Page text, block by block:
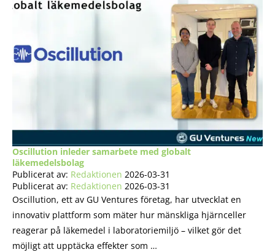
Oscillution inleder samarbete med globalt
läkemedelsbolag
Publicerat av: Redaktionen 2026-03-31
Publicerat av: Redaktionen 2026-03-31
Oscillution, ett av GU Ventures företag, har utvecklat en
innovativ plattform som mäter hur mänskliga hjärnceller
reagerar på läkemedel i laboratoriemiljö – vilket gör det
möjligt att upptäcka effekter som …